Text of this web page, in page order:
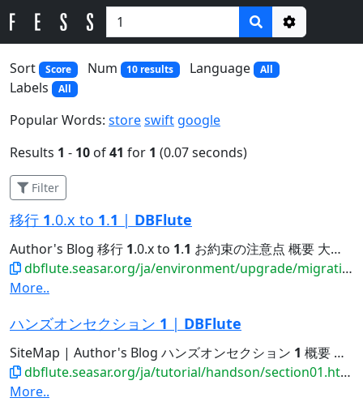
Options
Sort
Score Num 10 results Language All
Labels All
Popular Words: storeswift google
Results 1 - 10 of41 for 1 (0.07 seconds)
Filter
移行 1.0.x to 1.1 | DBFlute
Author's Blog 移行 1.0.x to 1.1 お約束の注意点 概要 大前提 DBFlute-
dbflute.seasar.org/ja/environment/upgrade/migration/migrate10xto11x.html
More..
ハンズオンセクション 1 | DBFlute
SiteMap | Author's Blog ハンズオンセクション 1 概要 まず読みましょう DBFluteのこと jfluteによるレビューのこと...Java6,7の方は、別ページにて Java6,7のセクション
dbflute.seasar.org/ja/tutorial/handson/section01.html
More..